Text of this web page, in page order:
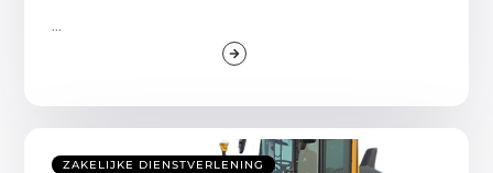
ZAKELIJKE DIENSTVERLENING